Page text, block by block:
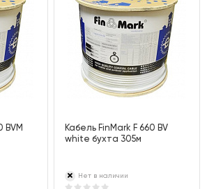
BVM
Кабель FinMark F 660 BV
white бухта 305м
Нет в наличии